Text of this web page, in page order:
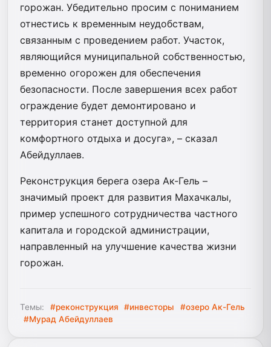
горожан. Убедительно просим с пониманием
отнестись к временным неудобствам,
связанным с проведением работ. Участок,
являющийся муниципальной собственностью,
временно огорожен для обеспечения
безопасности. После завершения всех работ
ограждение будет демонтировано и
территория станет доступной для
комфортного отдыха и досуга», – сказал
Абейдуллаев.
Реконструкция берега озера Ак-Гель –
значимый проект для развития Махачкалы,
пример успешного сотрудничества частного
капитала и городской администрации,
направленный на улучшение качества жизни
горожан.
Темы: #реконструкция #инвесторы
#озеро Ак-Гель
#Мурад Абейдуллаев